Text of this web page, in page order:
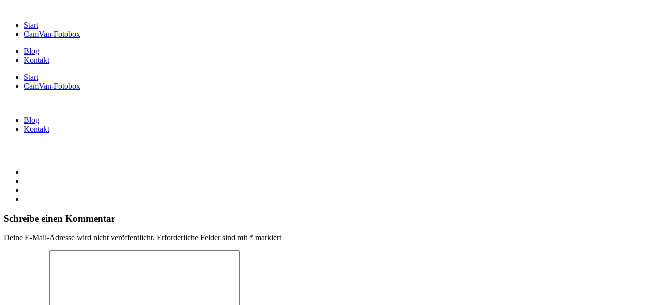
Start
CamVan-Fotobox
Blog
Kontakt
Start
CamVan-Fotobox
Blog
Kontakt
Schreibe einen Kommentar
Deine E-Mail-Adresse wird nicht veröffentlicht. Erforderliche Felder sind mit * markiert